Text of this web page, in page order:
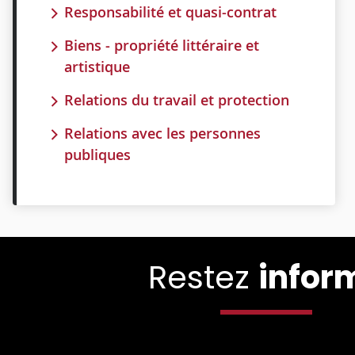
Responsabilité et quasi-contrat
Biens - propriété littéraire et
artistique
Relations du travail et protection
Relations avec les personnes
publiques
Restez